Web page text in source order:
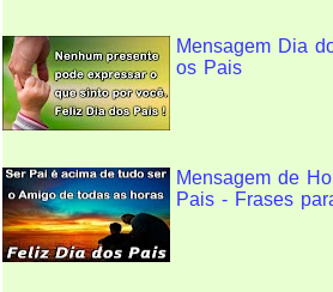
Mensagem Dia
os Pais
Mensagem de
Pais - Frases